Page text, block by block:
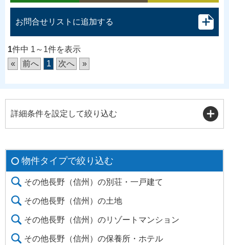
お問合せリストに追加する
1件中 1～1件を表示
«
前へ 1 次へ »
詳細条件を設定して絞り込む
物件タイプで絞り込む
その他長野（信州）の別荘・一戸建て
その他長野（信州）の土地
その他長野（信州）のリゾートマンション
その他長野（信州）の保養所・ホテル